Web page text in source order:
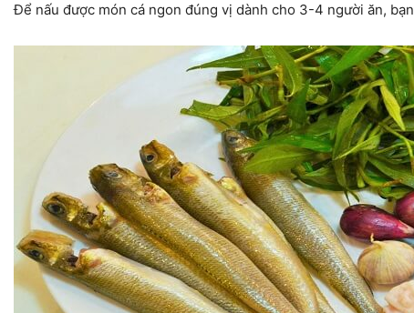
Để nấu được món cá ngon đúng vị dành cho 3-4 người ăn,